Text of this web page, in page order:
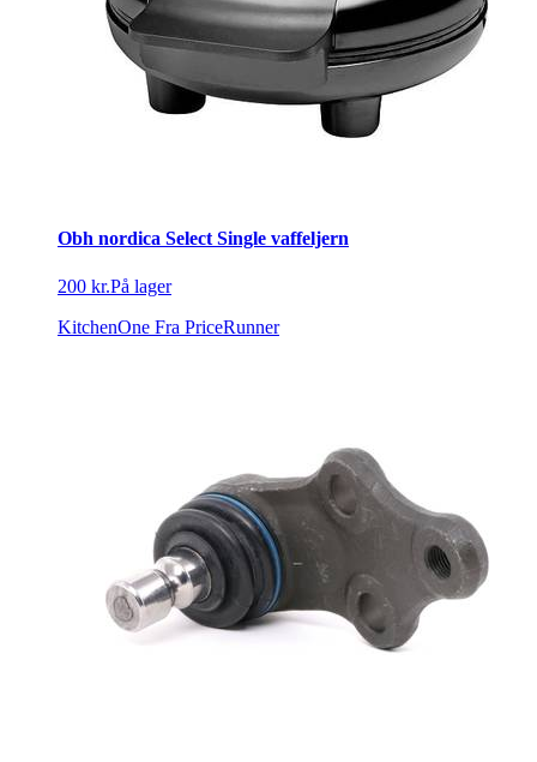
Obh nordica Select Single vaffeljern
200 kr.På lager
KitchenOne Fra PriceRunner